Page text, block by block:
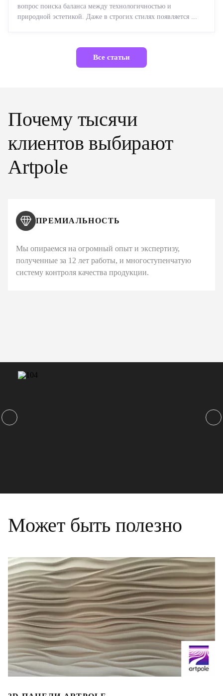
вопрос поиска баланса между технологичностью и
природной эстетикой. Даже в строгих стилях появляется ...
Все статьи
Почему тысячи
клиентов выбирают
Artpole
ПРЕМИАЛЬНОСТЬ
Мы опираемся на огромный опыт и экспертизу,
полученные за 12 лет работы, и многоступенчатую
систему контроля качества продукции.
Может быть полезно